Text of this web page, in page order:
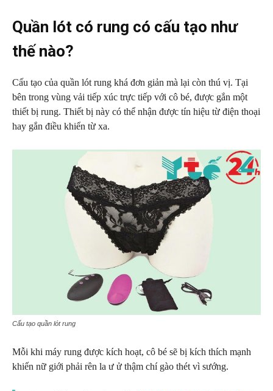
Quần lót có rung có cấu tạo như
thế nào?
Cấu tạo của quần lót rung khá đơn giản mà lại còn thú vị. Tại
bên trong vùng vải tiếp xúc trực tiếp với cô bé, được gắn một
thiết bị rung. Thiết bị này có thể nhận được tín hiệu từ điện thoại
hay gắn điều khiển từ xa.
Cấu tạo quần lót rung
Mỗi khi máy rung được kích hoạt, cô bé sẽ bị kích thích mạnh
khiến nữ giới phải rên la ư ử thậm chí gào thét vì sướng.